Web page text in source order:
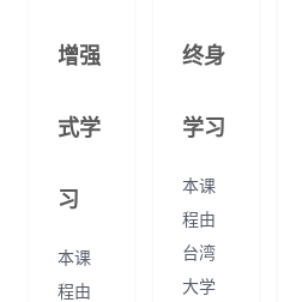
增强
式学
习
本课
程由
终身
学习
本课
程由
台湾
大学